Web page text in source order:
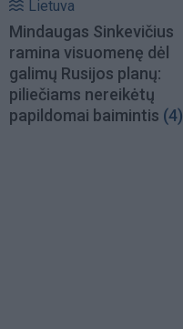
Lietuva
Mindaugas Sinkevičius
ramina visuomenę dėl
galimų Rusijos planų:
piliečiams nereikėtų
papildomai baimintis (4)